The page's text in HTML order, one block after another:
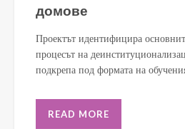
домове
Проектът идентифицира
процесът на
подкрепа под формата на
READ MORE